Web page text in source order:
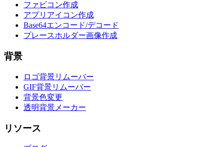
ファビコン作成
アプリアイコン作成
Base64エンコード/デコード
プレースホルダー画像作成
背景
ロゴ背景リムーバー
GIF背景リムーバー
背景色変更
透明背景メーカー
リソース